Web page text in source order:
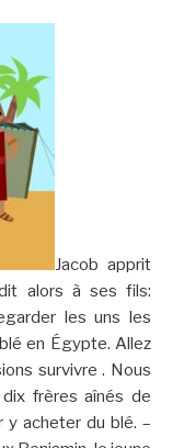
Jacob apprit
alors à ses fils:
les uns les
en Égypte. Allez
survivre . Nous
frères aînés de
y acheter du blé. –